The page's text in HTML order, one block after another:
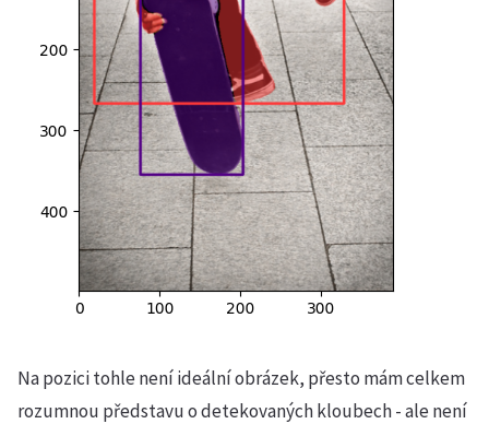
Na pozici tohle není ideální obrázek, přesto mám celkem
rozumnou představu o detekovaných kloubech - ale není